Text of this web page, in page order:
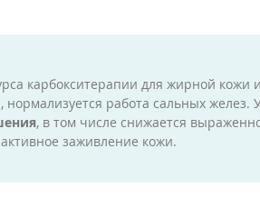
карбокситерапии для жирной кожи
нормализуется работа сальных
, в том числе снижается
заживление кожи.